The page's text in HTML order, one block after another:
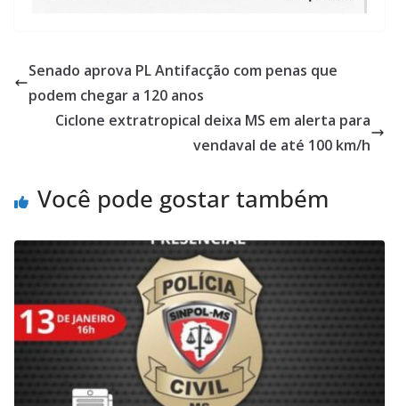
Senado aprova PL Antifacção com penas que
podem chegar a 120 anos
Ciclone extratropical deixa MS em alerta para
vendaval de até 100 km/h
Você pode gostar também